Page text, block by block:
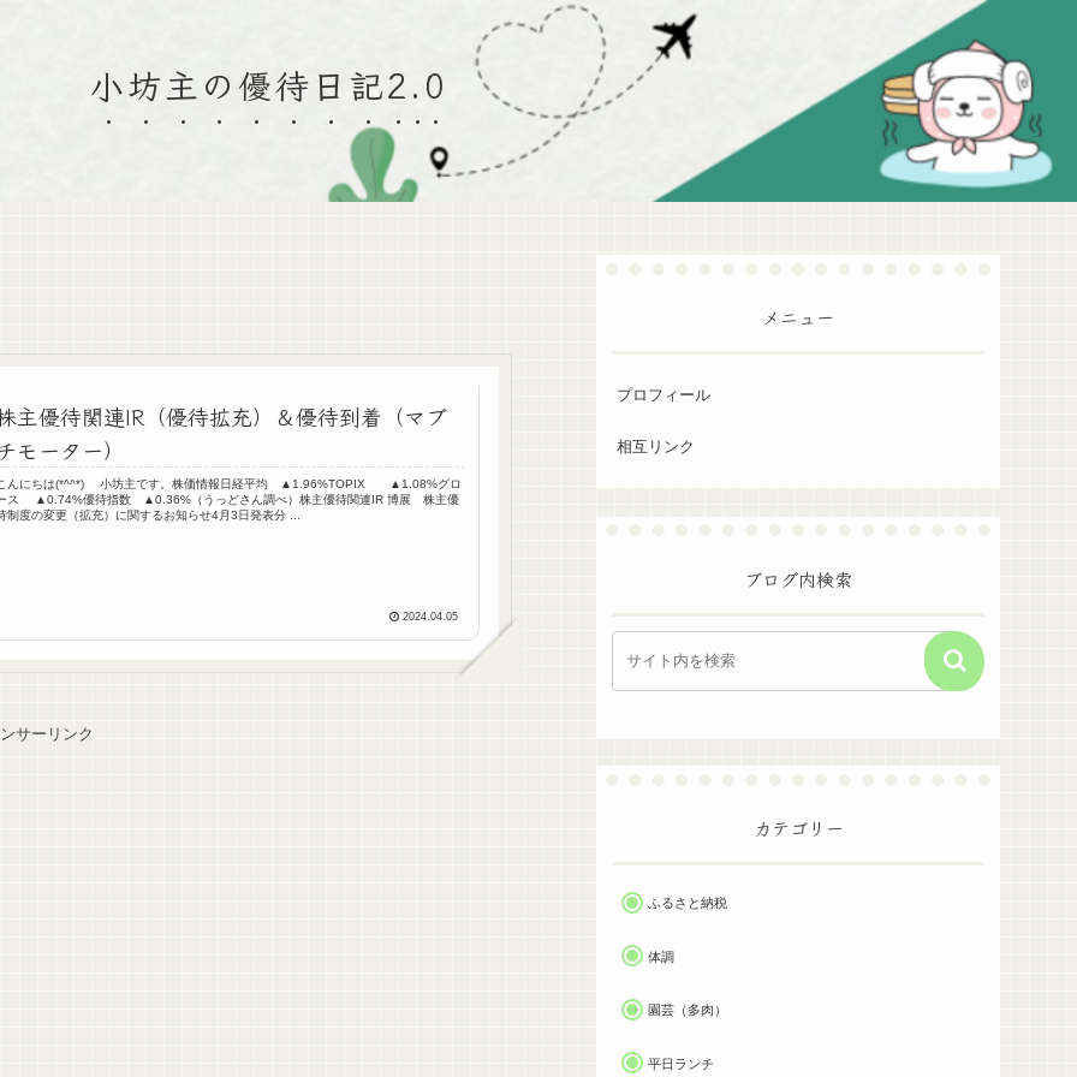
小坊主の優待日記2.0
主優待関連IR（優待拡充）＆優待到着（マブ
モーター）
んにちは(*^^*) 小坊主です。株価情報日経平均 ▲1.96%TOPIX ▲1.08%グロ
ス ▲0.74%優待指数 ▲0.36%（うっどさん調べ）株主優待関連IR 博展 株主優
制度の変更（拡充）に関するお知らせ4月3日発表分 ...
2024.04.05
サーリンク
メニュー
プロフィール
相互リンク
ブログ内検索
カテゴリー
ふるさと納税
体調
園芸（多肉）
平日ランチ